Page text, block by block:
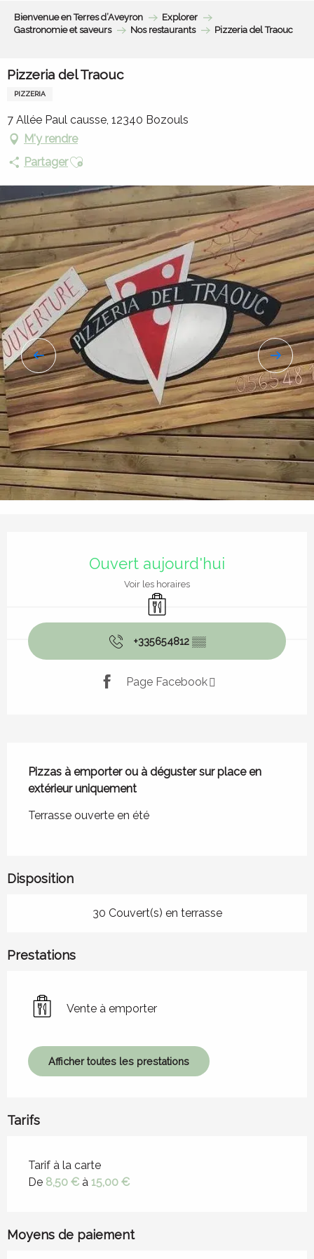
Bienvenue en Terres d’Aveyron
Explorer
Gastronomie et saveurs
Nos restaurants Pizzeria del Traouc
Pizzeria del Traouc
PIZZERIA
7 Allée Paul causse, 12340 Bozouls
M'y rendre
PartagerAjouter aux favoris
Ouvert aujourd'hui
Voir les horaires
Vente à emporter
+335654812 ▒▒
Page Facebook
Pizzas à emporter ou à déguster sur place en
extérieur uniquement
Terrasse ouverte en été
Disposition
30 Couvert(s) en terrasse
Prestations
Vente à emporter
Afficher toutes les prestations
Tarifs
Tarifs 2026
Tarif à la carte
De 8,50 € à 15,00 €
Moyens de paiement